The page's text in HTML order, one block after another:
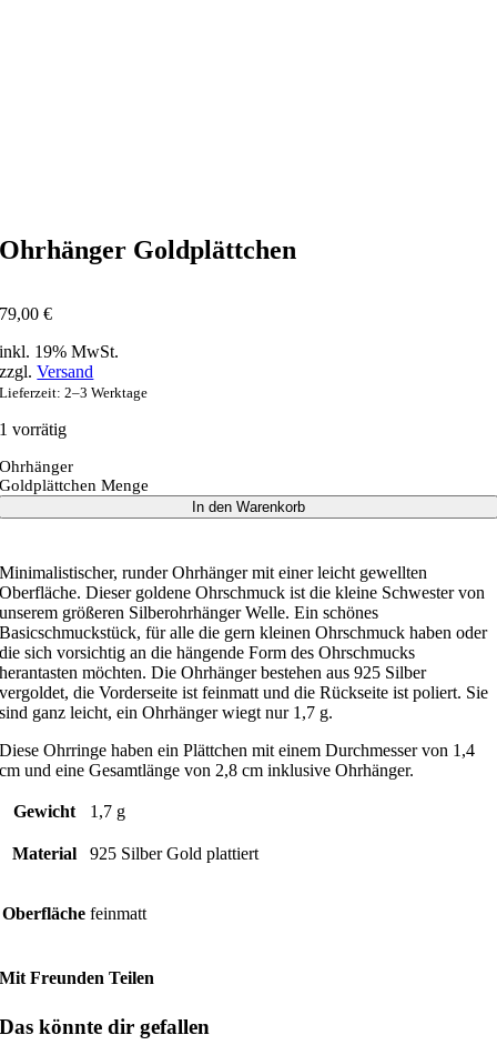
Ohrhänger Goldplättchen
79,00€
inkl. 19% MwSt.
zzgl.Versand
Lieferzeit: 2–3 Werktage
1 vorrätig
Ohrhänger
Goldplättchen Menge
In den Warenkorb
Minimalistischer, runder Ohrhänger mit einer leicht gewellten
Oberfläche. Dieser goldene Ohrschmuck ist die kleine Schwester von
unserem größeren Silberohrhänger Welle. Ein schönes
Basicschmuckstück, für alle die gern kleinen Ohrschmuck haben oder
die sich vorsichtig an die hängende Form des Ohrschmucks
herantasten möchten. Die Ohrhänger bestehen aus 925 Silber
vergoldet, die Vorderseite ist feinmatt und die Rückseite ist poliert. Sie
sind ganz leicht, ein Ohrhänger wiegt nur 1,7 g.
Diese Ohrringe haben ein Plättchen mit einem Durchmesser von 1,4
cm und eine Gesamtlänge von 2,8 cm inklusive Ohrhänger.
Gewicht 1,7 g
Material 925 Silber Gold plattiert
Oberfläche feinmatt
Mit Freunden Teilen
Das könnte dir gefallen